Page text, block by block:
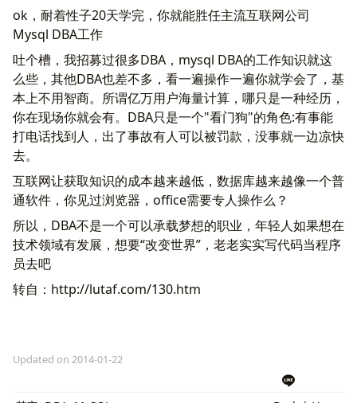
ok，耐着性子20天学完，你就能胜任主流互联网公司
Mysql DBA工作
吐个槽，我招募过很多DBA，mysql DBA的工作知识就这
么些，其他DBA也差不多，看一遍操作一遍你就学会了，基
本上不用智商。所谓亿万用户海量计算，哪只是一种经历，
你在现场你就会有。DBA只是一个"看门狗"的角色:有事能
打电话找到人，出了事故有人可以被罚款，没事就一边凉快
去。
互联网让获取知识的成本越来越低，数据库越来越像一个普
通软件，你见过浏览器，office需要专人操作么？
所以，DBA不是一个可以承载梦想的职业，年轻人如果想在
技术领域有发展，想要“改变世界”，老老实实写代码当程序
员去吧
转自：http://lutaf.com/130.htm
Updated on 2014-01-22